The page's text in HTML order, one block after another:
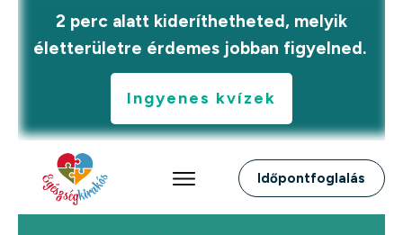
2 perc alatt kideríthetheted, melyik
életterületre érdemes jobban figyelned.
Ingyenes kvízek
Időpontfoglalás